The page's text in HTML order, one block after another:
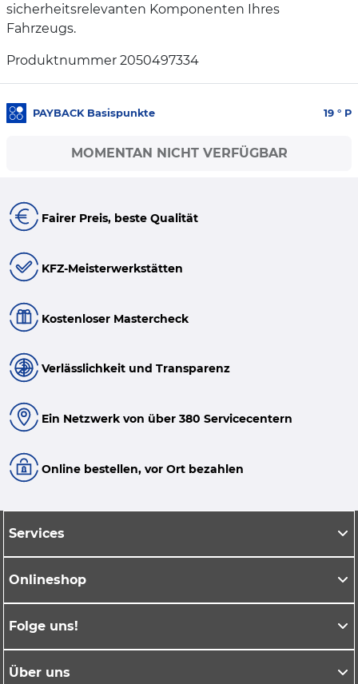
sicherheitsrelevanten Komponenten Ihres
Fahrzeugs.
Produktnummer 2050497334
PAYBACK Basispunkte 19 ° P
MOMENTAN NICHT VERFÜGBAR
Fairer Preis, beste Qualität
KFZ-Meisterwerkstätten
Kostenloser Mastercheck
Verlässlichkeit und Transparenz
Ein Netzwerk von über 380 Servicecentern
Online bestellen, vor Ort bezahlen
Services
Onlineshop
Folge uns!
Über uns